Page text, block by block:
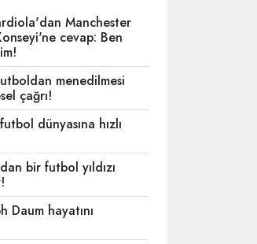
Manchester
cevap: Ben
menedilmesi
çağrı!
dünyasına hızlı
bir futbol yıldızı
Daum hayatını